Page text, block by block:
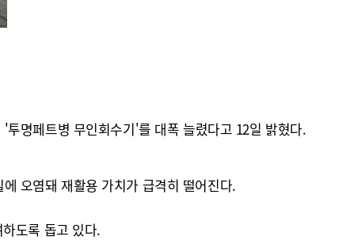
명페트병 무인회수기'를 대폭 늘렸다고 12일 밝혔다.
오염돼 재활용 가치가 급격히 떨어진다.
도록 돕고 있다.